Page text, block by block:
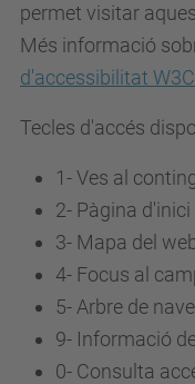
permet visitar
Més informació
d'accessibilitat W3C
Tecles d'accés
1- Ves al
2- Pàgina d'inici
3- Mapa del
4- Focus al
5- Arbre de
9- Informació
0- Consulta